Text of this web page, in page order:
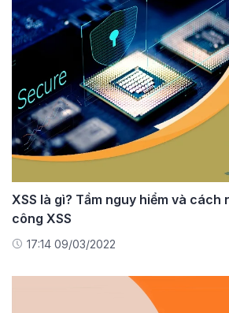
XSS là gì? Tầm nguy hiểm và cách
công XSS
17:14 09/03/2022